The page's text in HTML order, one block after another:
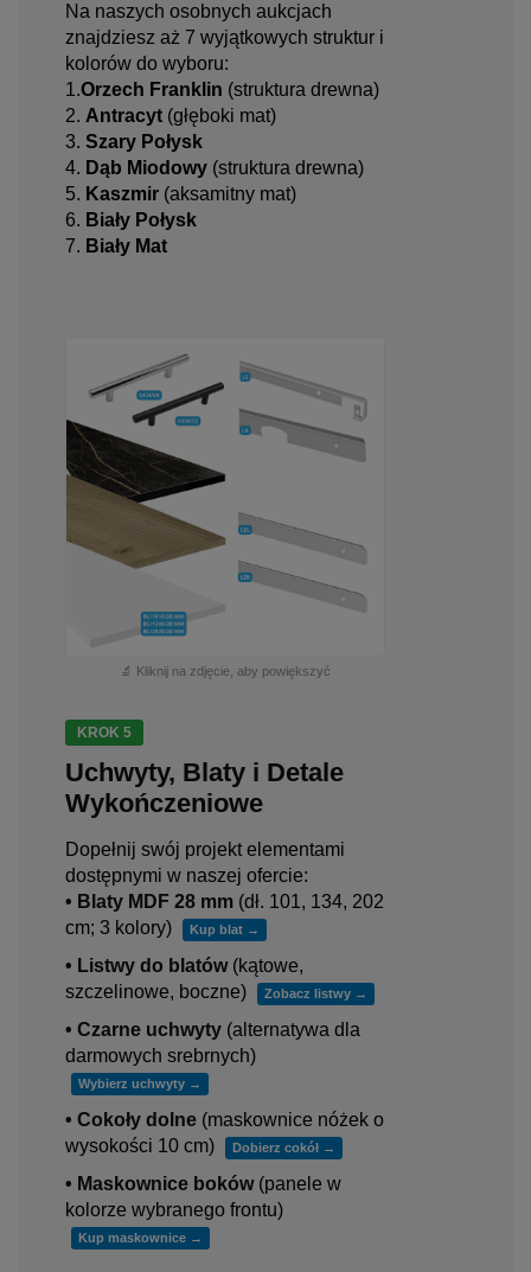
Na naszych osobnych aukcjach
znajdziesz aż 7 wyjątkowych struktur i
kolorów do wyboru:
1.Orzech Franklin (struktura drewna)
2. Antracyt (głęboki mat)
3. Szary Połysk
4. Dąb Miodowy (struktura drewna)
5. Kaszmir (aksamitny mat)
6. Biały Połysk
7. Biały Mat
🔬 Kliknij na zdjęcie, aby powiększyć
KROK 5
Uchwyty, Blaty i Detale
Wykończeniowe
Dopełnij swój projekt elementami
dostępnymi w naszej ofercie:
• Blaty MDF 28 mm (dł. 101, 134, 202
cm; 3 kolory)
Kup blat →
• Listwy do blatów(kątowe,
szczelinowe, boczne)
Zobacz listwy →
• Czarne uchwyty (alternatywa dla
darmowych srebrnych)
Wybierz uchwyty →
• Cokoły dolne (maskownice nóżek o
wysokości 10 cm)
Dobierz cokół →
• Maskownice boków(panele w
kolorze wybranego frontu)
Kup maskownice →